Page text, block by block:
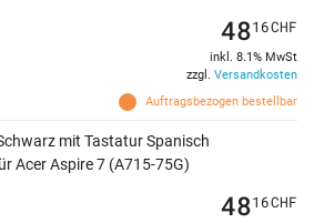
Auftragsbezogen bestellbar
4816CHF
inkl. 8.1% MwSt
zzgl. Versandkosten
mit Tastatur Spanisch
Acer Aspire 7 (A715-75G)
4816CHF